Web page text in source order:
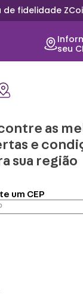
de fidelidade
seu
as
e
sua região
um CEP
para "kit-